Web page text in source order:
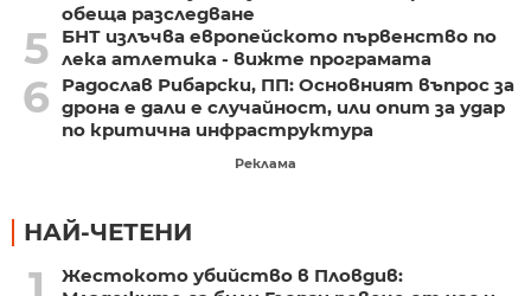
обеща разследване
5
БНТ излъчва европейското първенство по
лека атлетика - вижте програмата
6
Радослав Рибарски, ПП: Основният въпрос за
дрона е дали е случайност, или опит за удар
по критична инфраструктура
Реклама
НАЙ-ЧЕТЕНИ
Жестокото убийство в Пловдив: